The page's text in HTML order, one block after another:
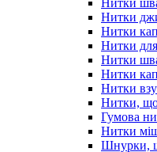
Нитки
Нитки
Нитки
Нитки
Нитки
Нитки
Нитки
Нитки, що
Гумова
Нитки
Шнурки,